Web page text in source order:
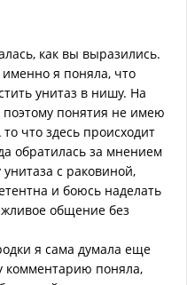
как вы выразились.
я поняла, что
унитаз в нишу. На
понятия не имею
что здесь происходит
обратилась за мнением
с раковиной,
и боюсь наделать
общение без
я сама думала еще
комментарию поняла,